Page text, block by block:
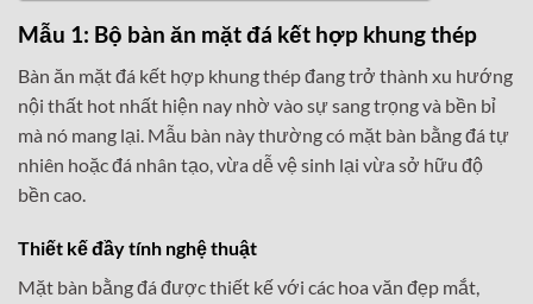
Mẫu 1: Bộ bàn ăn mặt đá kết hợp khung thép
Bàn ăn mặt đá kết hợp khung thép đang trở thành xu hướng
nội thất hot nhất hiện nay nhờ vào sự sang trọng và bền bỉ
mà nó mang lại. Mẫu bàn này thường có mặt bàn bằng đá tự
nhiên hoặc đá nhân tạo, vừa dễ vệ sinh lại vừa sở hữu độ
bền cao.
Thiết kế đầy tính nghệ thuật
Mặt bàn bằng đá được thiết kế với các hoa văn đẹp mắt,